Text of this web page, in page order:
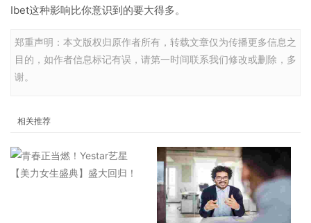
Ibet这种影响比你意识到的要大得多。
郑重声明：本文版权归原作者所有，转载文章仅为传播更多信息之
目的，如作者信息标记有误，请第一时间联系我们修改或删除，多
谢。
相关推荐